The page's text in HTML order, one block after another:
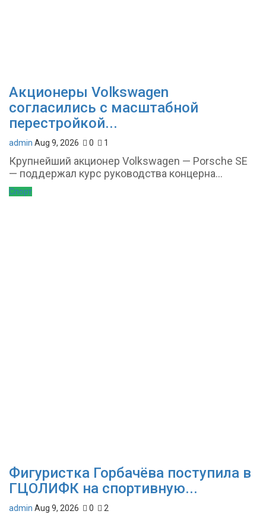
Акционеры Volkswagen
согласились с масштабной
перестройкой...
admin Aug 9, 2026 0 1
Крупнейший акционер Volkswagen — Porsche SE
— поддержал курс руководства концерна...
Спорт
Фигуристка Горбачёва поступила в
ГЦОЛИФК на спортивную...
admin Aug 9, 2026 0 2